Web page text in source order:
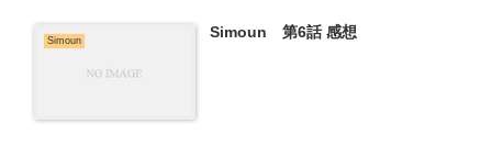
Simoun Simoun 第6話 感想